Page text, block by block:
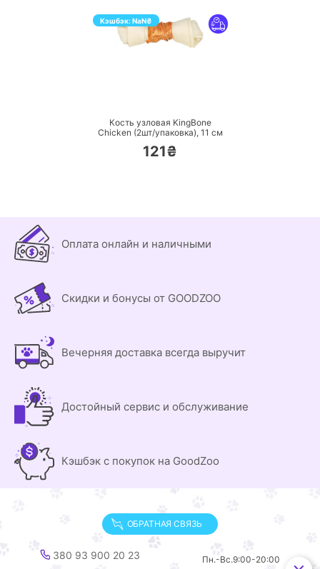
Кэшбэк:NaN₴
Кость узловая KingBone
Chicken (2шт/упаковка), 11 см
121₴
Оплата онлайн и наличными
Скидки и бонусы от GOODZOO
Вечерняя доставка всегда выручит
Достойный сервис и обслуживание
Кэшбэк с покупок на GoodZoo
ОБРАТНАЯ СВЯЗЬ
380 93 900 20 23 Пн.-Вс.9:00-20:00